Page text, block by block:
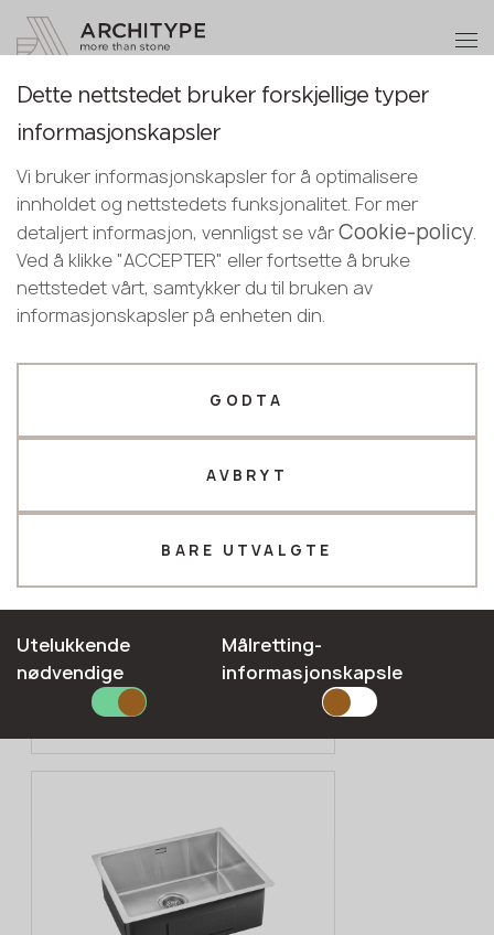
English
Norwegian
+48 22 602 20 22
Bli en partner
Oppvaskkum
Håndvasker på bestilling Vasker på bestilling Fabrikklaget
valgte filtre
Proline-40
Bli en partner
Legg igjen dine opplysninger eller ring
oss
+48 22 602 20 22
Din bedriftsprofil
E-mail*
SEND INN SØKNADEN DIN
Takk!
våre ledere vil kontakte deg snart
Dette nettstedet bruker forskjellige typer
informasjonskapsler
Vi bruker informasjonskapsler for å optimalisere
innholdet og nettstedets funksjonalitet. For mer
detaljert informasjon, vennligst se vårCookie-policy.
Ved å klikke "ACCEPTER" eller fortsette å bruke
nettstedet vårt, samtykker du til bruken av
informasjonskapsler på enheten din.
BARE UTVALGTE
AVBRYT
GODTA
Utelukkende
nødvendige
Målretting-
informasjonskapsle